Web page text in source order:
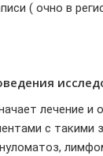
( очно в
лечение и
с такими